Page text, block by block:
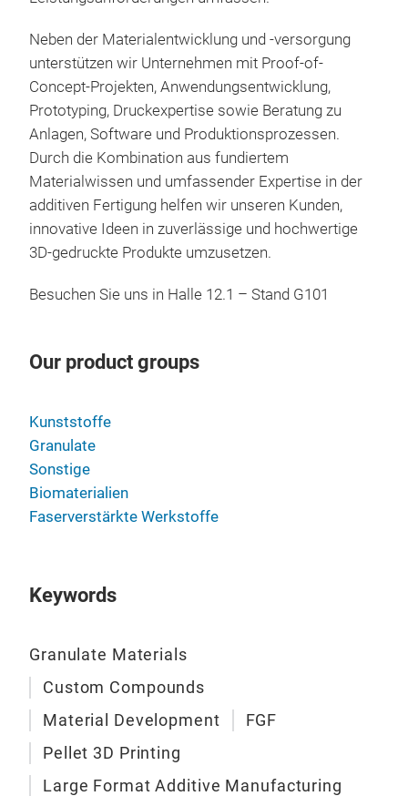
Neben der Materialentwicklung und -versorgung
unterstützen wir Unternehmen mit Proof-of-
Concept-Projekten, Anwendungsentwicklung,
Prototyping, Druckexpertise sowie Beratung zu
Anlagen, Software und Produktionsprozessen.
Durch die Kombination aus fundiertem
Materialwissen und umfassender Expertise in der
additiven Fertigung helfen wir unseren Kunden,
innovative Ideen in zuverlässige und hochwertige
3D-gedruckte Produkte umzusetzen.
Besuchen Sie uns in Halle 12.1 – Stand G101
Our product groups
Kunststoffe
Granulate
Sonstige
Biomaterialien
Faserverstärkte Werkstoffe
Keywords
Granulate Materials
Custom Compounds
Material Development
FGF
Pellet 3D Printing
Large Format Additive Manufacturing